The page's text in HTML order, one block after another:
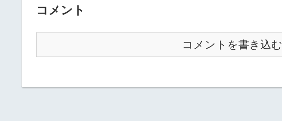
コメント
コメントを書き込む